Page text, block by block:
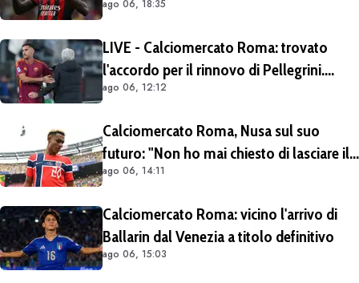
situazioni di Leao e Soulé
ago 06, 18:35
LIVE - Calciomercato Roma: trovato
l'accordo per il rinnovo di Pellegrini.
Prolungamento di un solo anno
ago 06, 12:12
Calciomercato Roma, Nusa sul suo
futuro: "Non ho mai chiesto di lasciare il
Lipsia". Giallorossi ancora al lavoro
ago 06, 14:11
Calciomercato Roma: vicino l'arrivo di
Ballarin dal Venezia a titolo definitivo
ago 06, 15:03